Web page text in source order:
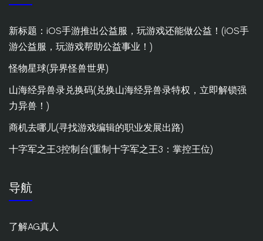
新标题：iOS手游推出公益服，玩游戏还能做公益！(iOS手
游公益服，玩游戏帮助公益事业！)
怪物星球(异界怪兽世界)
山海经异兽录兑换码(兑换山海经异兽录特权，立即解锁强
力异兽！)
商机去哪儿(寻找游戏编辑的职业发展出路)
十字军之王3控制台(重制十字军之王3：掌控王位)
导航
了解AG真人